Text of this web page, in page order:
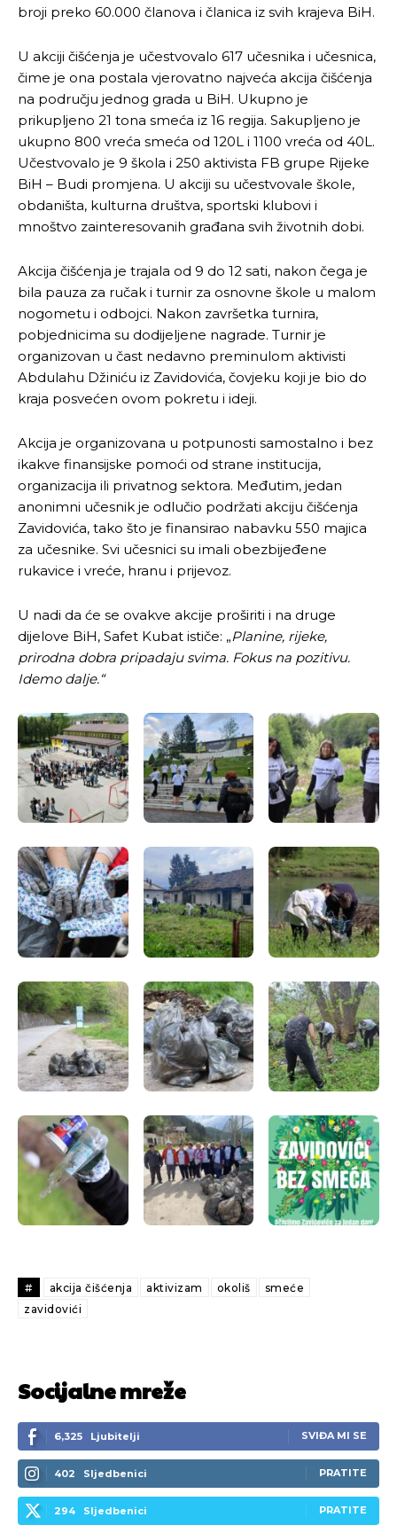
broji preko 60.000 članova i članica iz svih krajeva BiH.
U akciji čišćenja je učestvovalo 617 učesnika i učesnica,
čime je ona postala vjerovatno najveća akcija čišćenja
na području jednog grada u BiH. Ukupno je
prikupljeno 21 tona smeća iz 16 regija. Sakupljeno je
ukupno 800 vreća smeća od 120L i 1100 vreća od 40L.
Učestvovalo je 9 škola i 250 aktivista FB grupe Rijeke
BiH – Budi promjena. U akciji su učestvovale škole,
obdaništa, kulturna društva, sportski klubovi i
mnoštvo zainteresovanih građana svih životnih dobi.
Akcija čišćenja je trajala od 9 do 12 sati, nakon čega je
bila pauza za ručak i turnir za osnovne škole u malom
nogometu i odbojci. Nakon završetka turnira,
pobjednicima su dodijeljene nagrade. Turnir je
organizovan u čast nedavno preminulom aktivisti
Abdulahu Džiniću iz Zavidovića, čovjeku koji je bio do
kraja posvećen ovom pokretu i ideji.
Akcija je organizovana u potpunosti samostalno i bez
ikakve finansijske pomoći od strane institucija,
organizacija ili privatnog sektora. Međutim, jedan
anonimni učesnik je odlučio podržati akciju čišćenja
Zavidovića, tako što je finansirao nabavku 550 majica
za učesnike. Svi učesnici su imali obezbijeđene
rukavice i vreće, hranu i prijevoz.
U nadi da će se ovakve akcije proširiti i na druge
dijelove BiH, Safet Kubat ističe: „Planine, rijeke,
prirodna dobra pripadaju svima. Fokus na pozitivu.
Idemo dalje.“
# akcija čišćenja aktivizam okoliš
smeće
zavidovići
Socijalne mreže
6,325 Ljubitelji SVIĐA MI SE
402 Sljedbenici PRATITE
294 Sljedbenici PRATITE